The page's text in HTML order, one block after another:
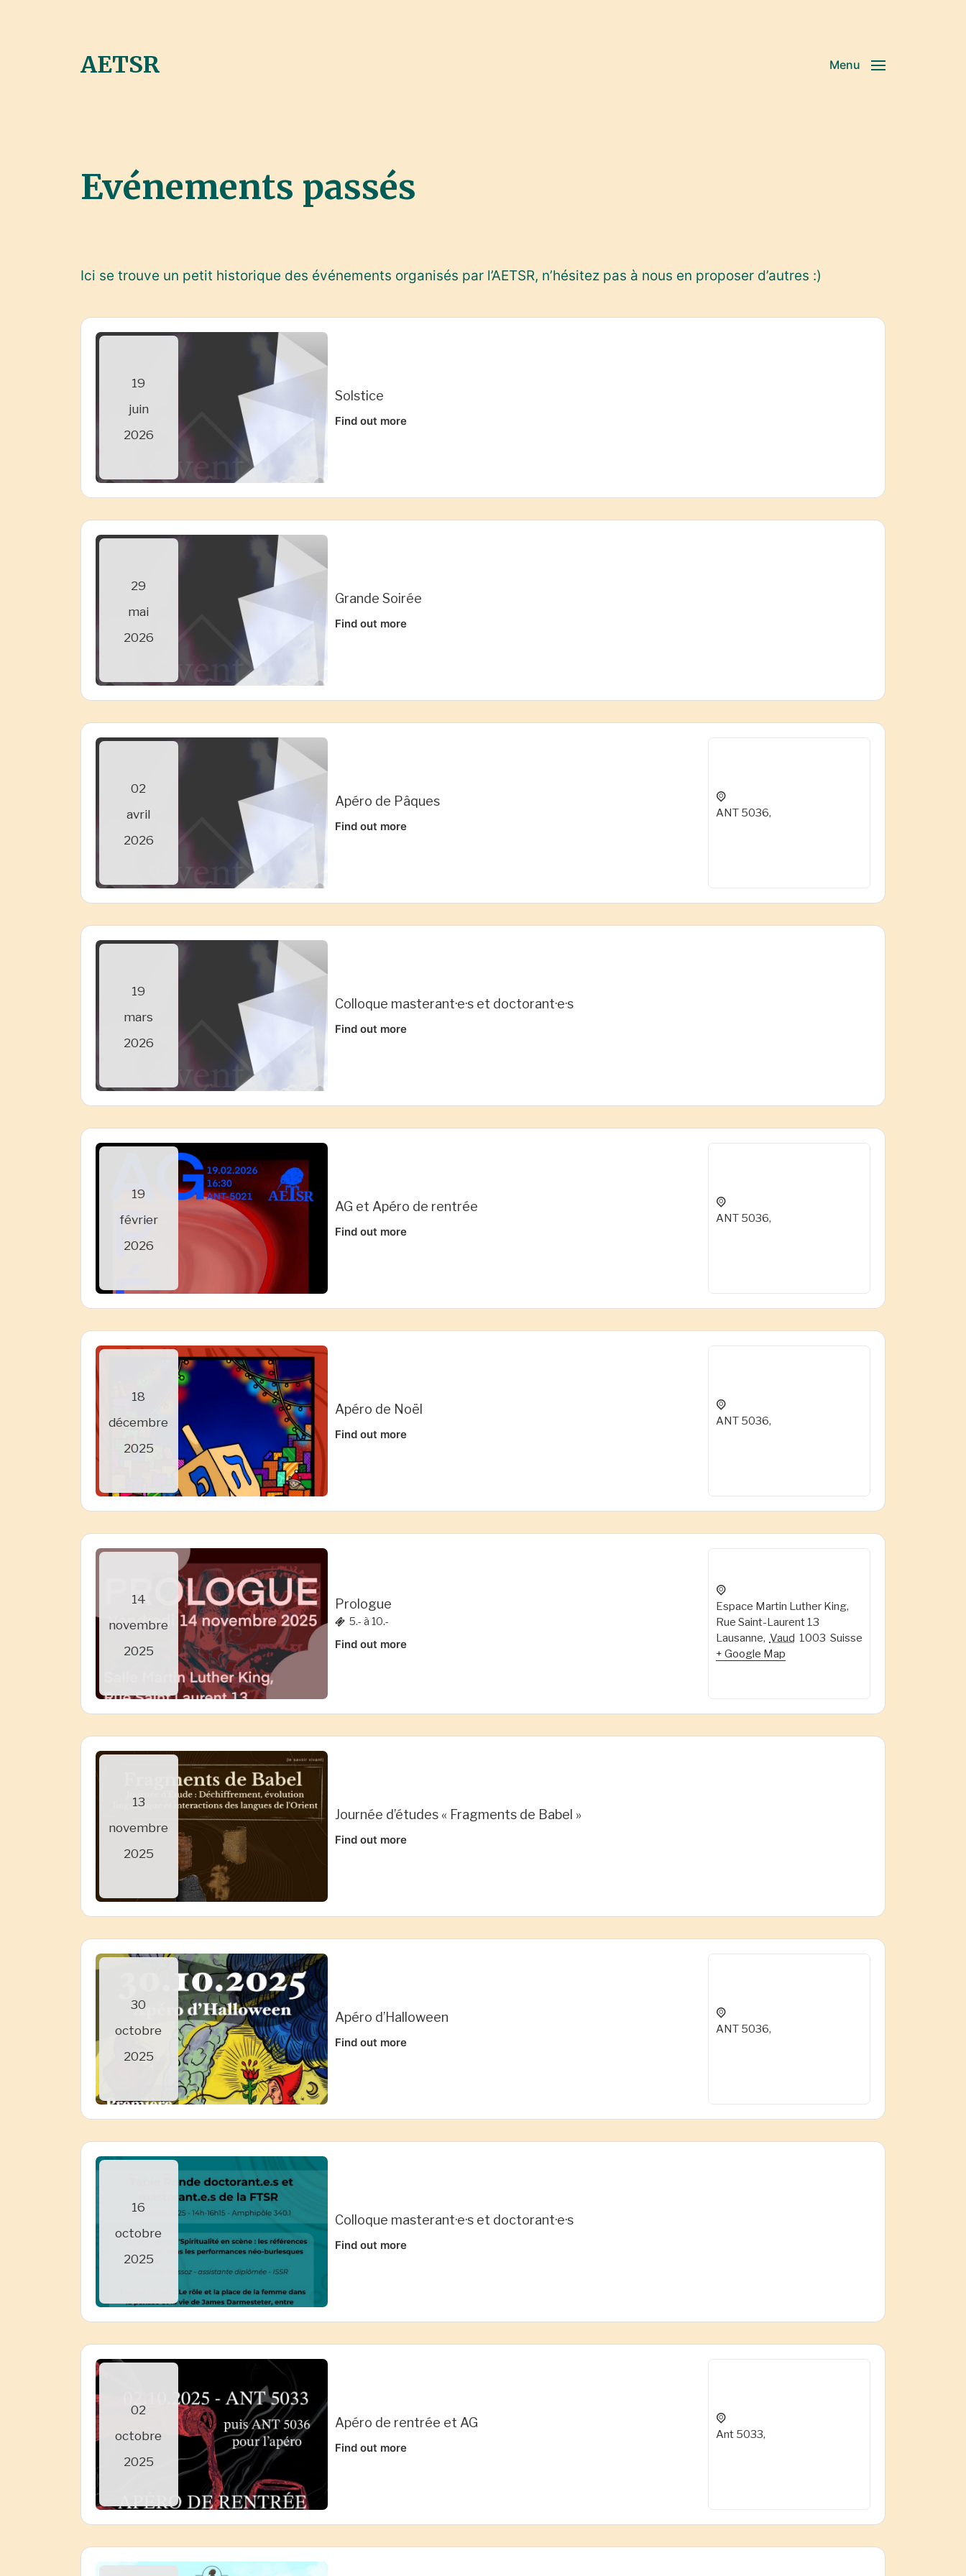
AETSR Menu
Evénements passés
Ici se trouve un petit historique des événements organisés par l’AETSR, n’hésitez pas à nous en proposer d’autres :)
19
juin
2026
Solstice
Find out more
29
mai
2026
Grande Soirée
Find out more
02
avril
2026
Apéro de Pâques
Find out more
ANT 5036,
19
mars
2026
Colloque masterant·e·s et doctorant·e·s
Find out more
19
février
2026
AG et Apéro de rentrée
Find out more
ANT 5036,
18
décembre
2025
Apéro de Noël
Find out more
ANT 5036,
14
novembre
2025
Prologue
5.- à 10.-
Find out more
Espace Martin Luther King,
Rue Saint-Laurent 13
Lausanne, Vaud 1003 Suisse
+ Google Map
13
novembre
2025
Journée d’études « Fragments de Babel »
Find out more
30
octobre
2025
Apéro d’Halloween
Find out more
ANT 5036,
16
octobre
2025
Colloque masterant·e·s et doctorant·e·s
Find out more
02
octobre
2025
Apéro de rentrée et AG
Find out more
Ant 5033,